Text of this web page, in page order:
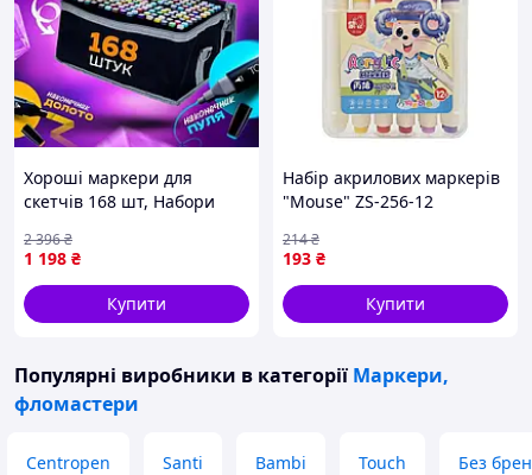
Хороші маркери для
скетчів 168 шт, Набори
Фломастери для
малювання на тканині, ZLT
1 198 ₴
2 396₴
Купити
Набір акрилових маркерів
"Mouse" ZS-256-12
193 ₴
214₴
Купити
Популярні виробники в категорії Маркери,
фломастери
Centropen Santi Bambi Touch Без